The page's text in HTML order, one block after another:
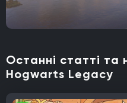
Останні статті та
Hogwarts Legacy